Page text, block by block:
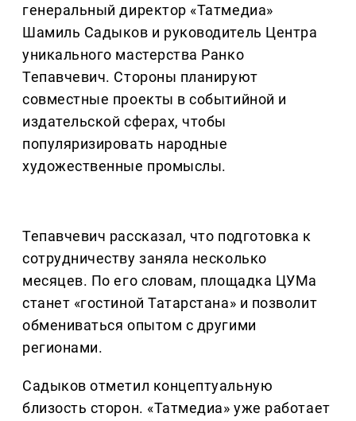
генеральный директор «Татмедиа»
Шамиль Садыков и руководитель Центра
уникального мастерства Ранко
Тепавчевич. Стороны планируют
совместные проекты в событийной и
издательской сферах, чтобы
популяризировать народные
художественные промыслы.
Тепавчевич рассказал, что подготовка к
сотрудничеству заняла несколько
месяцев. По его словам, площадка ЦУМа
станет «гостиной Татарстана» и позволит
обмениваться опытом с другими
регионами.
Садыков отметил концептуальную
близость сторон. «Татмедиа» уже работает